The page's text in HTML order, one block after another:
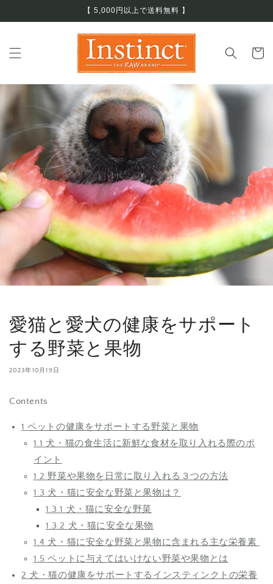
進む
【 5,000円以上で送料無料 】
ー
愛猫と愛犬の健康をサポート
する野菜と果物
2023年10月19日
Contents
1 ペットの健康をサポートする野菜と果物
1.1 犬・猫の食生活に新鮮な食材を取り入れる際のポ
イント
1.2 野菜や果物を日常に取り入れる３つの方法
1.3 犬・猫に安全な野菜と果物は？
1.3.1 犬・猫に安全な野菜
1.3.2 犬・猫に安全な果物
1.4 犬・猫に安全な野菜と果物に含まれる主な栄養素
1.5 ペットに与えてはいけない野菜や果物とは
2 犬・猫の健康をサポートするインスティンクトの栄養